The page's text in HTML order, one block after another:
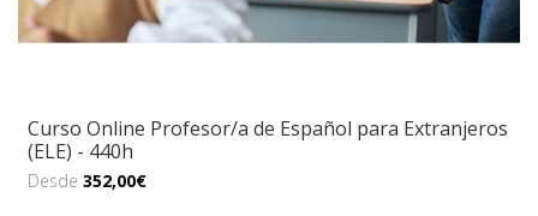
Curso Online Profesor/a de Español para Extranjeros
(ELE) - 440h
Desde 352,00€